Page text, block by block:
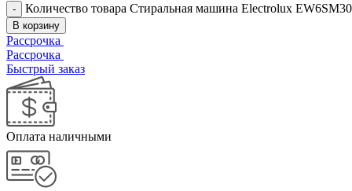
Количество товара Стиральная машина Electrolux
В корзину
Рассрочка
Рассрочка
Быстрый заказ
Оплата наличными